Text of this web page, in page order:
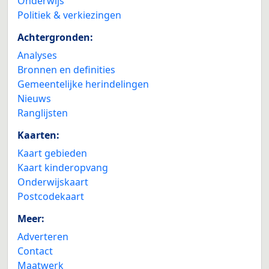
Politiek & verkiezingen
Achtergronden:
Analyses
Bronnen en definities
Gemeentelijke herindelingen
Nieuws
Ranglijsten
Kaarten:
Kaart gebieden
Kaart kinderopvang
Onderwijskaart
Postcodekaart
Meer:
Adverteren
Contact
Maatwerk